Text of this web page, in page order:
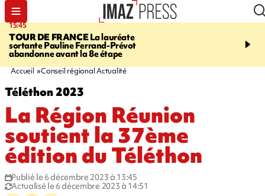
15:45
TOUR DE FRANCELa lauréate
sortante Pauline Ferrand-Prévot
abandonne avant la 8e étape
20:17
routière, concours de
Accueil Conseil régional Actualité
Téléthon 2023
La Région Réunion
soutient la 37ème
édition du Téléthon
Publié le 6 décembre 2023 à 13:45
Actualisé le 6 décembre 2023 à 14:51